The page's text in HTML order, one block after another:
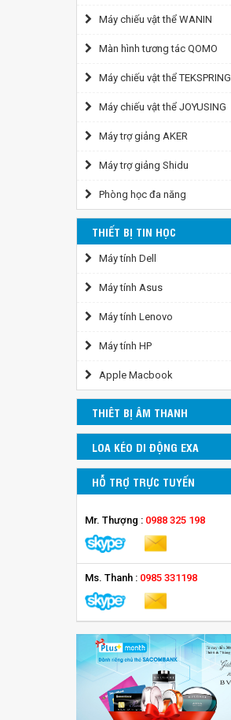
Máy chiếu vật thể WANIN
Màn hình tương tác QOMO
Máy chiếu vật thể TEKSPRING
Máy chiếu vật thể JOYUSING
Máy trợ giảng AKER
Máy trợ giảng Shidu
Phòng học đa năng
THIẾT BỊ TIN HỌC
Máy tính Dell
Máy tính Asus
Máy tính Lenovo
Máy tính HP
Apple Macbook
THIÊT BỊ ÂM THANH
LOA KÉO DI ĐỘNG EXA
HỖ TRỢ TRỰC TUYẾN
Mr. Thượng : 0988 325 198
Ms. Thanh : 0985 331198